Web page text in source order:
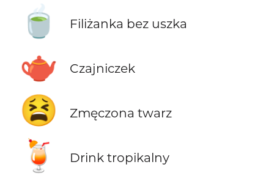
🍵 Filiżanka bez uszka
🫖 Czajniczek
😫 Zmęczona twarz
🍹 Drink tropikalny